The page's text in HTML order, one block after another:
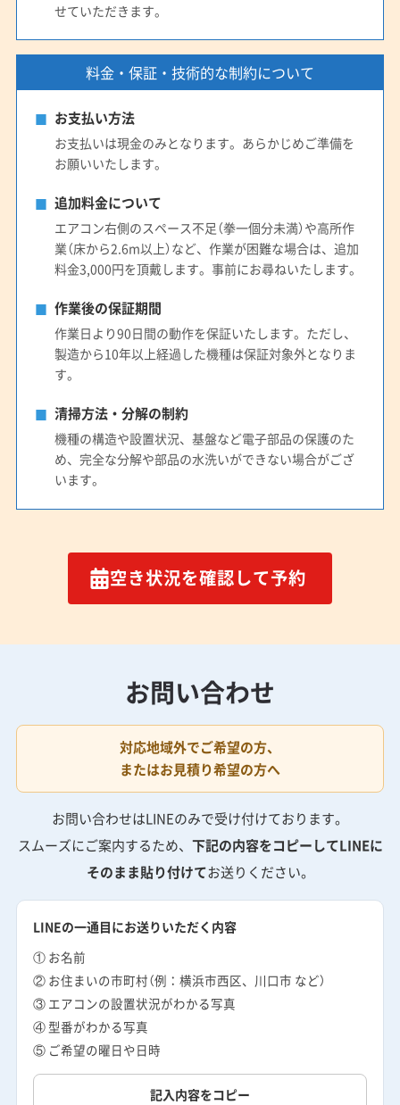
せていただきます。
料金・保証・技術的な制約について
お支払い方法
お支払いは現金のみとなります。あらかじめご準備を
お願いいたします。
追加料金について
エアコン右側のスペース不足（拳一個分未満）や高所作
業（床から2.6m以上）など、作業が困難な場合は、追加
料金3,000円を頂戴します。事前にお尋ねいたします。
作業後の保証期間
作業日より90日間の動作を保証いたします。ただし、
製造から10年以上経過した機種は保証対象外となりま
す。
清掃方法・分解の制約
機種の構造や設置状況、基盤など電子部品の保護のた
め、完全な分解や部品の水洗いができない場合がござ
います。
空き状況を確認して予約
お問い合わせ
対応地域外でご希望の方、
またはお見積り希望の方へ
お問い合わせはLINEのみで受け付けております。
スムーズにご案内するため、 下記の内容をコピーしてLINEに
そのまま貼り付けてお送りください。
LINEの一通目にお送りいただく内容
① お名前
② お住まいの市町村（例：横浜市西区、川口市 など）
③ エアコンの設置状況がわかる写真
④ 型番がわかる写真
⑤ ご希望の曜日や日時
記入内容をコピー